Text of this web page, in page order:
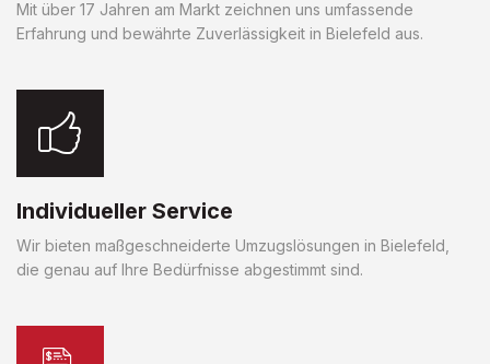
Mit über 17 Jahren am Markt zeichnen uns umfassende
Erfahrung und bewährte Zuverlässigkeit in Bielefeld aus.
Individueller Service
Wir bieten maßgeschneiderte Umzugslösungen in Bielefeld,
die genau auf Ihre Bedürfnisse abgestimmt sind.